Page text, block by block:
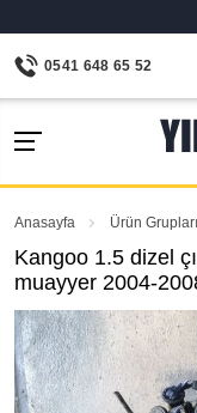
0541 648 65 52
Anasayfa Ürün Grupları
Kangoo 1.5 dizel
muayyer 2004-